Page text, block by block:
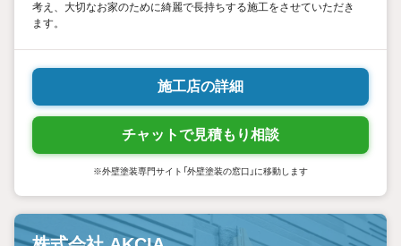
考え、大切なお家のために綺麗で長持ちする施工をさせていただき
ます。
施工店の詳細
チャットで見積もり相談
※外壁塗装専門サイト「外壁塗装の窓口」に移動します